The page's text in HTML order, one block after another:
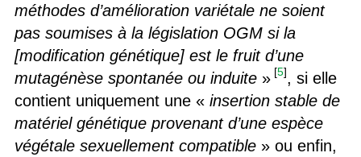
méthodes d’amélioration variétale ne soient
pas soumises à la législation OGM si la
[modification génétique] est le fruit d’une
mutagénèse spontanée ou induite» [5], si elle
contient uniquement une « insertion stable de
matériel génétique provenant d’une espèce
végétale sexuellement compatible» ou enfin,